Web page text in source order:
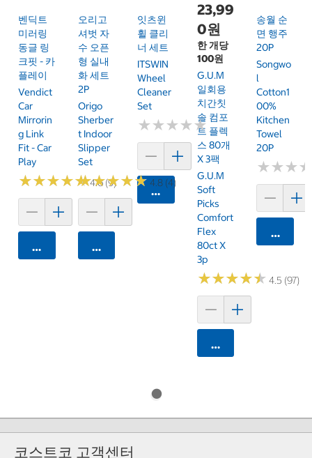
벤딕트
미러링
동글 링
크핏 - 카
플레이
Vendict
Car
Mirrorin
G Link
Fit - Car
Play
★★★★★
★★★★★4.6 (9)
카트에 담기
오리고
셔벗 자
수 오픈
형 실내
화 세트
2P
Origo
Sherber
T Indoor
Slipper
Set
★★★★★
★★★★★4.8 (4)
카트에 담기
잇츠윈
휠 클리
너 세트
ITSWIN
Wheel
Cleaner
Set
★★★★★
★★★★★
카트에 담기
23,99
0원
한 개당
100원
G.U.M
일회용
치간칫
솔 컴포
트 플렉
스 80개
X 3팩
G.U.M
Soft
Picks
Comfort
Flex
80ct X
3p
★★★★★
★★★★★ 4.5 (97)
카트에 담기
송월 순
면 행주
20P
Songwo
L
Cotton1
00%
Kitchen
Towel
20P
★★★
★★★
카트에
코스트코 고객센터